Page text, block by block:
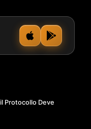
Protocollo Deve